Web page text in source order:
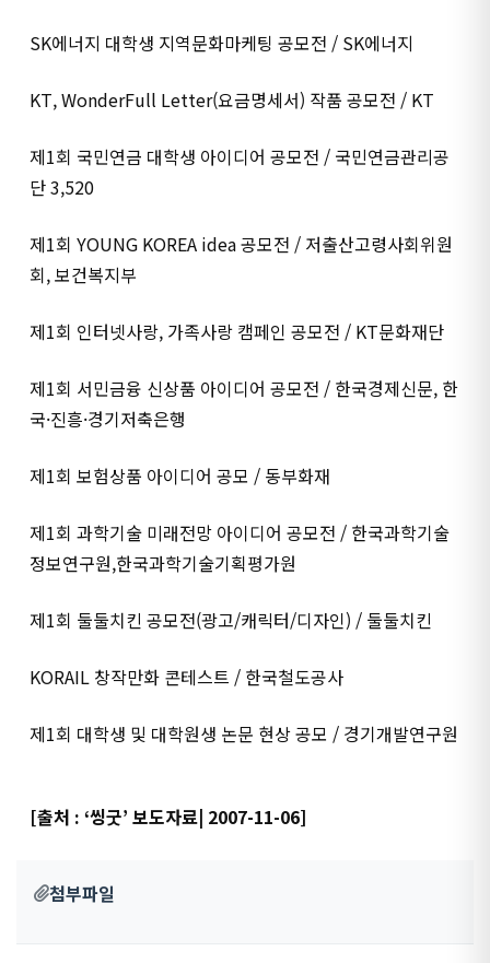
SK에너지 대학생 지역문화마케팅 공모전 / SK에너지
KT, WonderFull Letter(요금명세서) 작품 공모전 / KT
제1회 국민연금 대학생 아이디어 공모전 / 국민연금관리공
단 3,520
제1회 YOUNG KOREA idea 공모전 / 저출산고령사회위원
회, 보건복지부
제1회 인터넷사랑, 가족사랑 캠페인 공모전 / KT문화재단
제1회 서민금융 신상품 아이디어 공모전 / 한국경제신문, 한
국·진흥·경기저축은행
제1회 보험상품 아이디어 공모 / 동부화재
제1회 과학기술 미래전망 아이디어 공모전 / 한국과학기술
정보연구원,한국과학기술기획평가원
제1회 둘둘치킨 공모전(광고/캐릭터/디자인) / 둘둘치킨
KORAIL 창작만화 콘테스트 / 한국철도공사
제1회 대학생 및 대학원생 논문 현상 공모 / 경기개발연구원
[출처 : ‘씽굿’ 보도자료| 2007-11-06]
첨부파일